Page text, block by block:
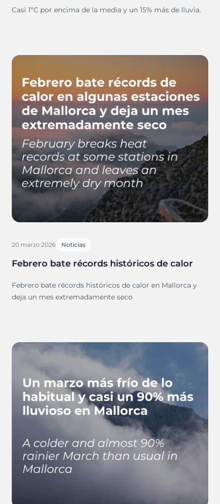
Casi 1ºC por encima de la media y un 15% más de lluvia.
20 marzo 2026 Noticias
Febrero bate récords históricos de calor
Febrero bate récords históricos de calor en Mallorca y
deja un mes extremadamente seco